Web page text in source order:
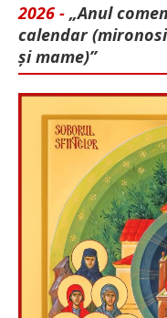
2026 - „Anul
calendar
și mame)”